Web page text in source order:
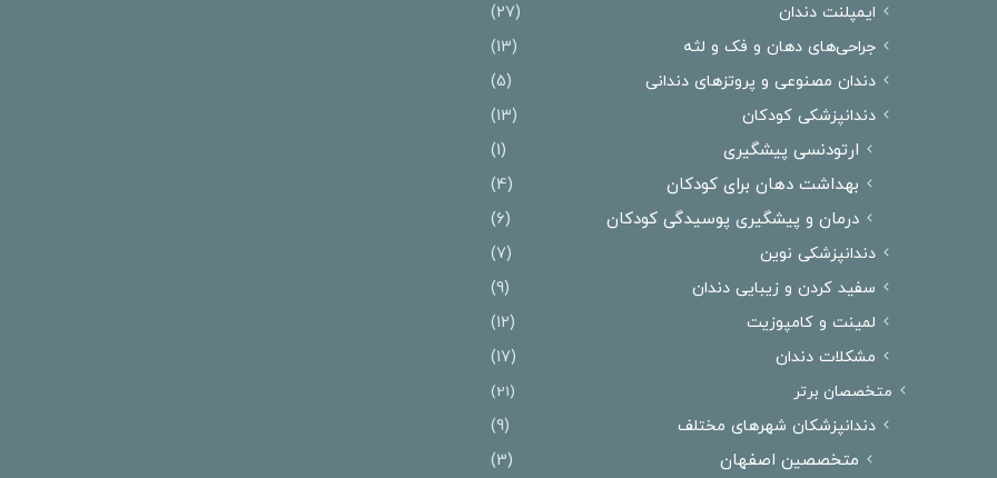
ایمپلنت دندان
(27)
جراحی‌های دهان و فک و لثه
(13)
دندان مصنوعی و پروتزهای دندانی
(5)
دندانپزشکی کودکان
(13)
ارتودنسی پیشگیری
(1)
بهداشت دهان برای کودکان
(4)
درمان و پیشگیری پوسیدگی کودکان
(6)
دندانپزشکی نوین
(7)
سفید کردن و زیبایی دندان
(9)
لمینت و کامپوزیت
(12)
مشکلات دندان
(17)
متخصصان برتر (21)
دندانپزشکان شهرهای مختلف
(9)
متخصصین اصفهان
(3)